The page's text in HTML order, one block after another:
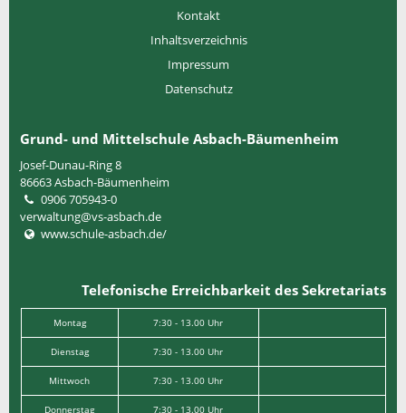
Kontakt
Inhaltsverzeichnis
Impressum
Datenschutz
Grund- und Mittelschule Asbach-Bäumenheim
Josef-Dunau-Ring 8
86663Asbach-Bäumenheim
0906 705943-0
verwaltung@vs-asbach.de
www.schule-asbach.de/
Telefonische Erreichbarkeit des Sekretariats
Montag 7:30 - 13.00 Uhr
Dienstag 7:30 - 13.00 Uhr
Mittwoch 7:30 - 13.00 Uhr
Donnerstag 7:30 - 13.00 Uhr